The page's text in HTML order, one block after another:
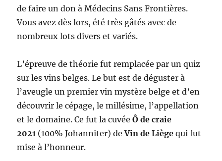
de faire un don à Médecins Sans Frontières.
Vous avez dès lors, été très gâtés avec de
nombreux lots divers et variés.
L’épreuve de théorie fut remplacée par un quiz
sur les vins belges. Le but est de déguster à
l’aveugle un premier vin mystère belge et d’en
découvrir le cépage, le millésime, l’appellation
et le domaine. Ce fut la cuvéeÔ de craie
2021 (100% Johanniter) deVin de Liège qui fut
mise à l’honneur.